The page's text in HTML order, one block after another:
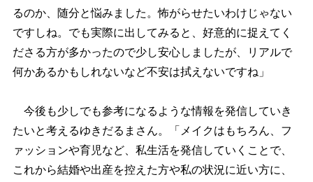
るのか、随分と悩みました。怖がらせたいわけじゃない
ですしね。でも実際に出してみると、好意的に捉えてく
ださる方が多かったので少し安心しましたが、リアルで
何かあるかもしれないなど不安は拭えないですね」
今後も少しでも参考になるような情報を発信していき
たいと考えるゆきだるまさん。「メイクはもちろん、フ
ァッションや育児など、私生活を発信していくことで、
これから結婚や出産を控えた方や私の状況に近い方に、